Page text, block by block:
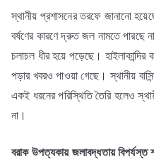
স্থানীয় প্রশাসনের তরফে জানানো
বর্ষণের কারণে দ্রুত জল নামতে পারছে
চলাচল ধীর হয়ে পড়েছে।
পড়ার খবরও পাওয়া গেছে। স্থানীয়
একই ধরনের পরিস্থিতি তৈরি হলেও
না।
বরাকউপত্যকায়জলাবদ্ধতায়বিপর্যস্ত